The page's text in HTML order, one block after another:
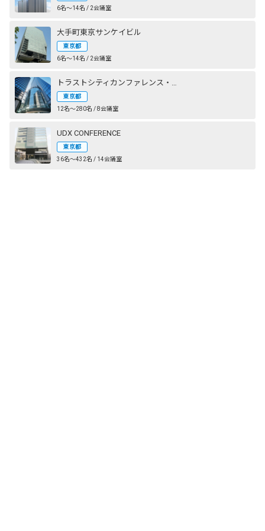
6名〜14名 / 2会議室
大手町東京サンケイビル
東京都
6名〜14名 / 2会議室
東京都
12名〜280名 / 8会議室
UDX CONFERENCE
東京都
36名〜432名 / 14会議室